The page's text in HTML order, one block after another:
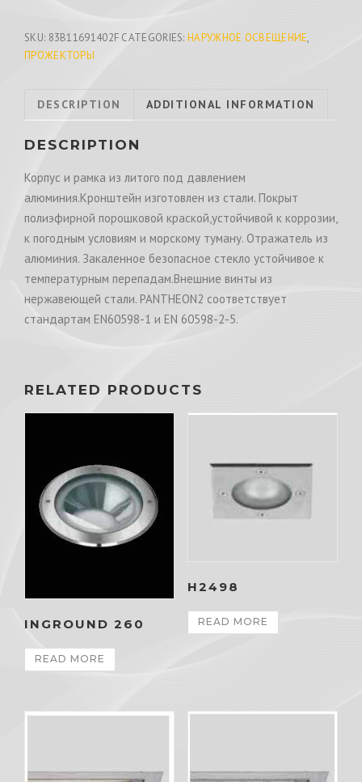
SKU: 83B11691402F CATEGORIES:НАРУЖНОЕ ОСВЕЩЕНИЕ,
ПРОЖЕКТОРЫ
DESCRIPTION ADDITIONAL INFORMATION
DESCRIPTION
Корпус и рамка из литого под давлением
алюминия.Кронштейн изготовлен из стали. Покрыт
полиэфирной порошковой краской,устойчивой к коррозии,
к погодным условиям и морскому туману. Отражатель из
алюминия. Закаленное безопасное стекло устойчивое к
температурным перепадам.Внешние винты из
нержавеющей стали. PANTHEON2 соответствует
стандартам EN60598-1 и EN 60598-2-5.
RELATED PRODUCTS
INGROUND 260
READ MORE
H2498
READ MORE